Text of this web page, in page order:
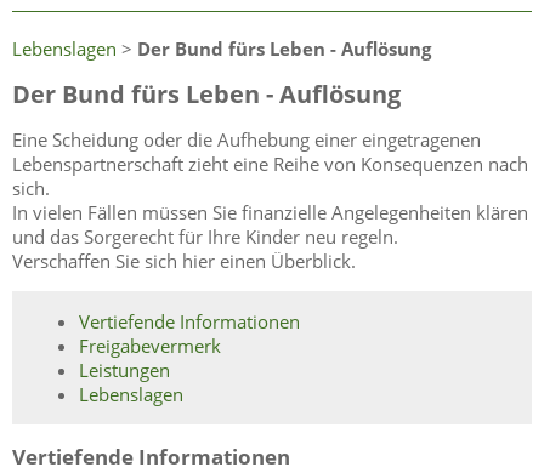
Lebenslagen > Der Bund fürs Leben - Auflösung
Der Bund fürs Leben - Auflösung
Eine Scheidung oder die Aufhebung einer eingetragenen
Lebenspartnerschaft zieht eine Reihe von Konsequenzen nach
sich.
In vielen Fällen müssen Sie finanzielle Angelegenheiten klären
und das Sorgerecht für Ihre Kinder neu regeln.
Verschaffen Sie sich hier einen Überblick.
Vertiefende Informationen
Freigabevermerk
Leistungen
Lebenslagen
Vertiefende Informationen